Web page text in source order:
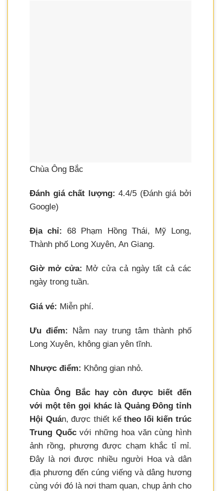
Chùa Ông Bắc
Đánh giá chất lượng: 4.4/5 (Đánh giá bởi
Google)
Địa chỉ:
68 Phạm Hồng Thái, Mỹ Long,
Thành phố Long Xuyên, An Giang.
Giờ mở cửa: Mở cửa cả ngày tất cả các
ngày trong tuần.
Giá vé: Miễn phí.
Ưu điểm:
Nằm nay trung tâm thành phố
Long Xuyên, không gian yên tĩnh.
Nhược điểm: Không gian nhỏ.
Chùa Ông Bắc hay còn được biết đến
với một tên gọi khác là Quảng Đông tỉnh
Hội Quán, được thiết kếtheo lối kiến trúc
Trung Quốcvới những hoa văn cùng hình
ảnh rồng, phượng được chạm khắc tỉ mỉ.
Đây là nơi được nhiều người Hoa và dân
địa phương đến cúng viếng và dâng hương
cùng với đó là nơi tham quan, chụp ảnh cho